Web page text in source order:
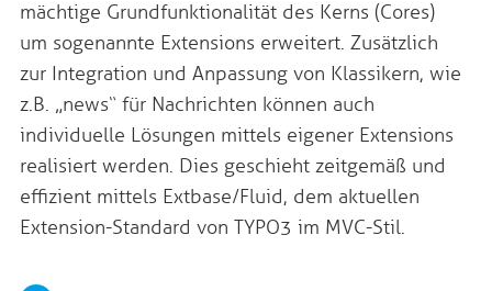
mächtige Grundfunktionalität des Kerns (Cores)
um sogenannte Extensions erweitert. Zusätzlich
zur Integration und Anpassung von Klassikern, wie
z.B. „news“ für Nachrichten können auch
individuelle Lösungen mittels eigener Extensions
realisiert werden. Dies geschieht zeitgemäß und
effizient mittels Extbase/Fluid, dem aktuellen
Extension-Standard von TYPO3 im MVC-Stil.